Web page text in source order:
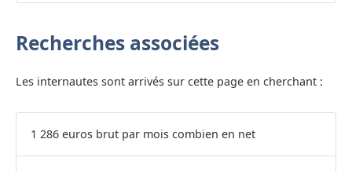
Recherches associées
Les internautes sont arrivés sur cette page en cherchant :
1 286 euros brut par mois combien en net